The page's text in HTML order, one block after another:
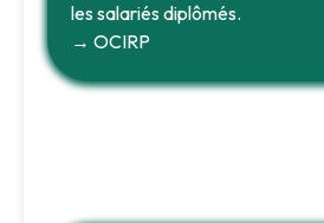
les salariés diplômés.
→ OCIRP